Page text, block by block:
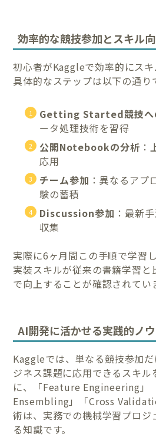
効率的な競技参加とスキル
初心者がKaggleで効率的にス
具体的なステップは以下の通り
Getting Started競技へ
ータ処理技術を習得
公開Notebookの分析
応用
チーム参加 ：異なるアプ
験の蓄積
Discussion参加 ：最新
収集
実際に6ヶ月間この手順で学習
実装スキルが従来の書籍学習と
で向上することが確認されてい
AI開発に活かせる実践的ノ
Kaggleでは、単なる競技参加
ジネス課題に応用できるスキル
に、「Feature Engineering」
Ensembling」「Cross
術は、実務での機械学習プロジ
る知識です。